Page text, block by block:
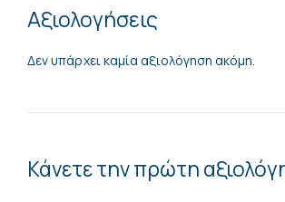
Αξιολογήσεις
Δεν υπάρχει καμία αξιολόγηση ακόμη.
Κάνετε την πρώτη